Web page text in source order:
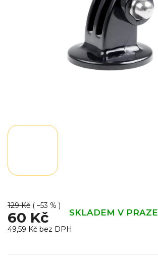
129 Kč ( –53 % )
60 Kč SKLADEM V PRAZE
49,59 Kč bez DPH
cena: